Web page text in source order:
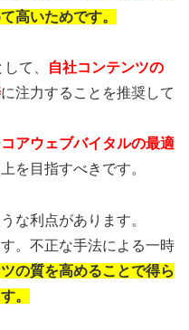
高いためです。
て、
自社コンテンツの
に注力することを推奨して
コアウェブバイタルの最適
を目指すべきです。
な利点があります。
。不正な手法による一時
の質を高めることで得ら
。